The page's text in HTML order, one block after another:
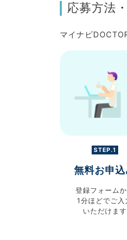
応募方法
マイナビ
STEP.1
無料お申
登録フォーム
1分ほどでご入
いただけます